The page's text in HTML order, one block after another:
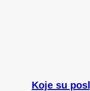
Koje su